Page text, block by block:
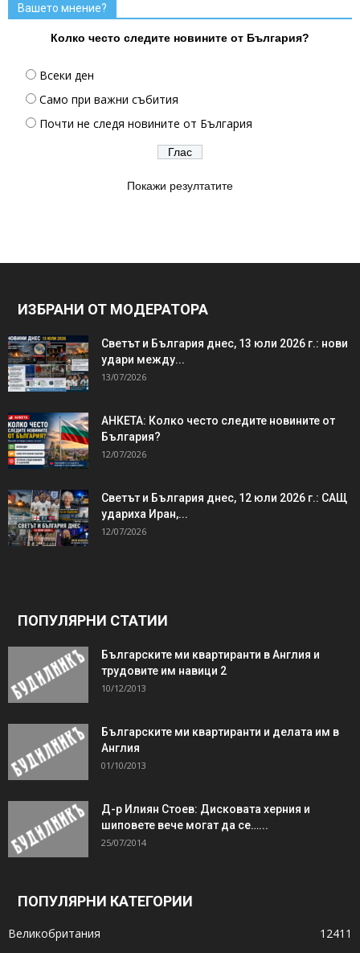
Вашето мнение?
Колко често следите новините от България?
Всеки ден
Само при важни събития
Почти не следя новините от България
Покажи резултатите
ИЗБРАНИ ОТ МОДЕРАТОРА
Светът и България днес, 13 юли 2026 г.: нови
удари между...
13/07/2026
АНКЕТА: Колко често следите новините от
България?
12/07/2026
Светът и България днес, 12 юли 2026 г.: САЩ
удариха Иран,...
12/07/2026
ПОПУЛЯРНИ СТАТИИ
Българските ми квартиранти в Англия и
трудовите им навици 2
10/12/2013
Българските ми квартиранти и делата им в
Англия
01/10/2013
Д-р Илиян Стоев: Дисковата херния и
шиповете вече могат да се…...
25/07/2014
ПОПУЛЯРНИ КАТЕГОРИИ
Великобритания
12411